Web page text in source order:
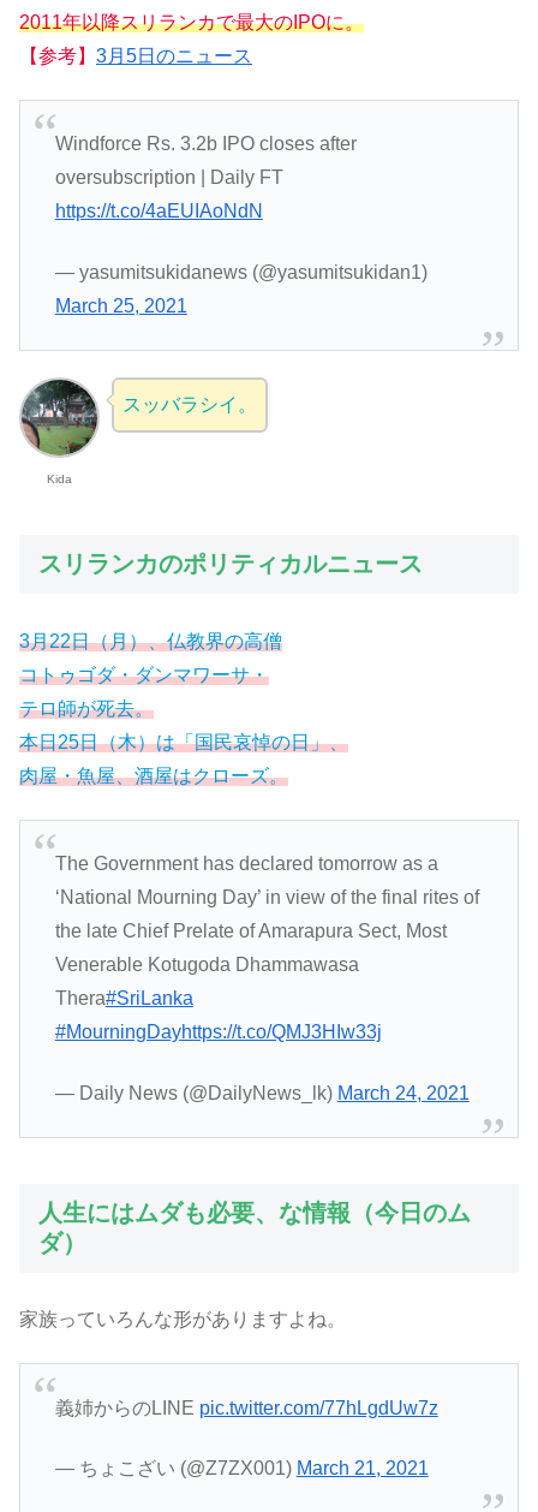
2011年以降スリランカで最大のIPOに。
【参考】 3月5日のニュース
Windforce Rs. 3.2b IPO closes after
oversubscription | Daily FT
https://t.co/4aEUIAoNdN
— yasumitsukidanews (@yasumitsukidan1)
March 25, 2021
Kida
スッバラシイ。
スリランカのポリティカルニュース
3月22日（月）、仏教界の高僧
コトゥゴダ・ダンマワーサ・
テロ師が死去。
本日25日（木）は「国民哀悼の日」、
肉屋・魚屋、酒屋はクローズ。
The Government has declared tomorrow as a
‘National Mourning Day’ in view of the final rites of
the late Chief Prelate of Amarapura Sect, Most
Venerable Kotugoda Dhammawasa
Thera#SriLanka
#MourningDayhttps://t.co/QMJ3HIw33j
— Daily News (@DailyNews_lk) March 24, 2021
人生にはムダも必要、な情報（今日のム
ダ）
家族っていろんな形がありますよね。
義姉からのLINE pic.twitter.com/77hLgdUw7z
— ちょこざい (@Z7ZX001) March 21, 2021